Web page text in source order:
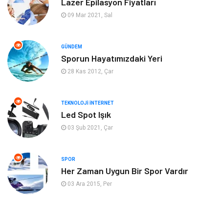
Keyif Hobi
Anne Çocuk
Organizasyon Moda
Bilgisayar & Yazılım
Müzik
Spor
Turizm
09 Mar 2021, Sal
GÜNDEM
Sporun Hayatımızdaki Yeri
28 Kas 2012, Çar
TEKNOLOJI İNTERNET
Led Spot Işık
03 Şub 2021, Çar
SPOR
Her Zaman Uygun Bir Spor Vardır
03 Ara 2015, Per